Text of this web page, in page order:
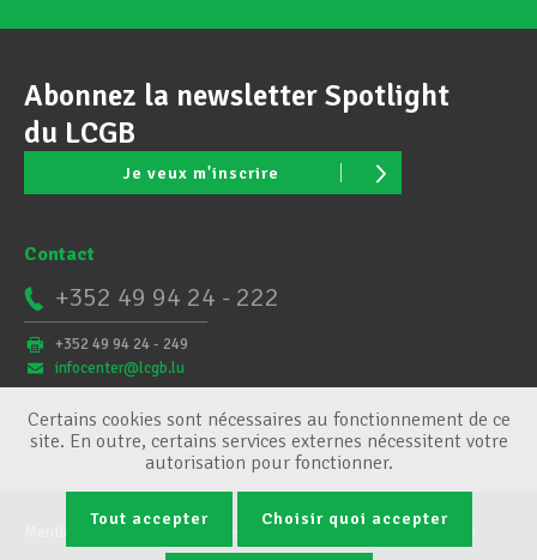
Abonnez la newsletter Spotlight
du LCGB
Je veux m'inscrire
Contact
+352 49 94 24 - 222
+352 49 94 24 - 249
infocenter@lcgb.lu
Conditions générales Gestion des cookies
Certains cookies sont nécessaires au fonctionnement de ce
site. En outre, certains services externes nécessitent votre
autorisation pour fonctionner.
Tout accepter Choisir quoi accepter